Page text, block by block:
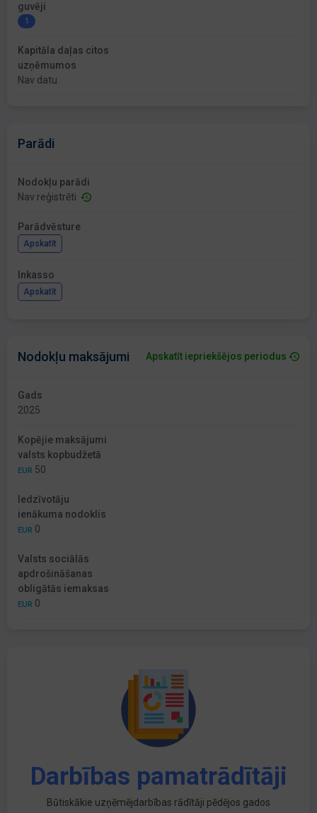
guvēji
1
Kapitāla daļas citos
uzņēmumos
Nav datu
Parādi
Nodokļu parādi
Nav reģistrēti
Parādvēsture
Apskatīt
Inkasso
Apskatīt
Nodokļu maksājumi Apskatīt iepriekšējos periodus
Gads
2025
Kopējie maksājumi
valsts kopbudžetā
EUR 50
Iedzīvotāju
ienākuma nodoklis
EUR 0
Valsts sociālās
apdrošināšanas
obligātās iemaksas
EUR 0
Darbības pamatrādītāji
Būtiskākie uzņēmējdarbības rādītāji pēdējos gados